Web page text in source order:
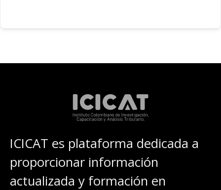
ICICAT es plataforma dedicada a
proporcionar información
actualizada y formación en